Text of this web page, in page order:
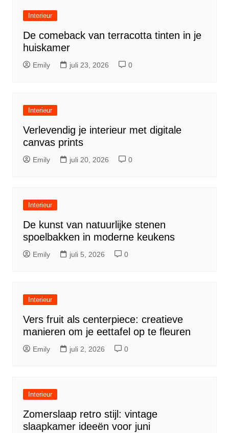
Interieur
De comeback van terracotta tinten in je
huiskamer
Emily juli 23, 2026 0
Interieur
Verlevendig je interieur met digitale
canvas prints
Emily juli 20, 2026 0
Interieur
De kunst van natuurlijke stenen
spoelbakken in moderne keukens
Emily juli 5, 2026 0
Interieur
Vers fruit als centerpiece: creatieve
manieren om je eettafel op te fleuren
Emily juli 2, 2026 0
Interieur
Zomerslaap retro stijl: vintage
slaapkamer ideeën voor juni